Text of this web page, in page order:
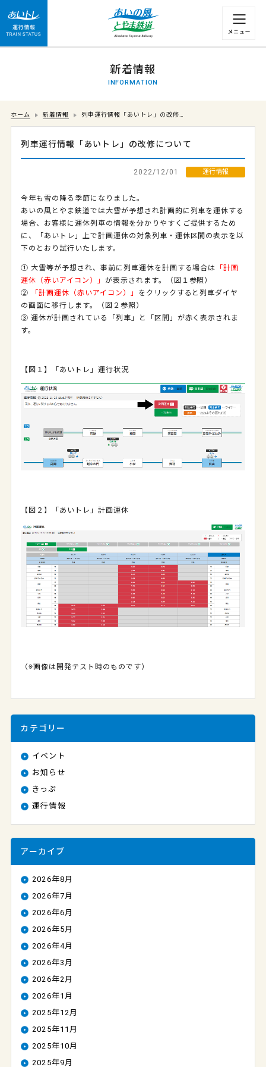
運行情報 列車の遅れ情報等についてはこちら
新着情報
INFORMATION
ホーム 新着情報 列車運行情報「あいトレ」の改修…
列車運行情報「あいトレ」の改修について
2022/12/01 運行情報
今年も雪の降る季節になりました。
あいの風とやま鉄道では大雪が予想され計画的に列車を運休する
場合、お客様に運休列車の情報を分かりやすくご提供するため
に、「あいトレ」上で計画運休の対象列車・運休区間の表示を以
下のとおり試行いたします。
① 大雪等が予想され、事前に列車運休を計画する場合は 「計画
運休（赤いアイコン）」 が表示されます。（図１参照）
② 「計画運休（赤いアイコン）」 をクリックすると列車ダイヤ
の画面に移行します。（図２参照）
③ 運休が計画されている「列車」と「区間」が赤く表示されま
す。
【図１】「あいトレ」運行状況
【図２】「あいトレ」計画運休
（※画像は開発テスト時のものです）
カテゴリー
イベント
お知らせ
きっぷ
運行情報
アーカイブ
2026年8月
2026年7月
2026年6月
2026年5月
2026年4月
2026年3月
2026年2月
2026年1月
2025年12月
2025年11月
2025年10月
2025年9月